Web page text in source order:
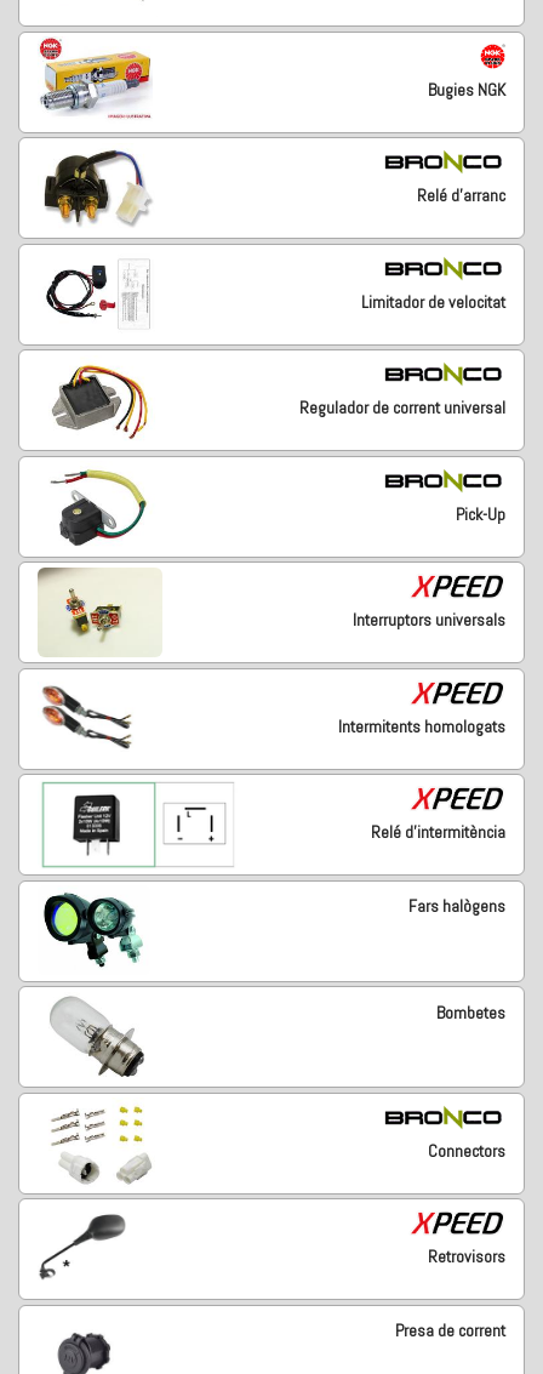
Bugies NGK
Relé d'arranc
Limitador de velocitat
Regulador de corrent universal
Pick-Up
Interruptors universals
Intermitents homologats
Relé d'intermitència
Fars halògens
Bombetes
Connectors
Retrovisors
Presa de corrent